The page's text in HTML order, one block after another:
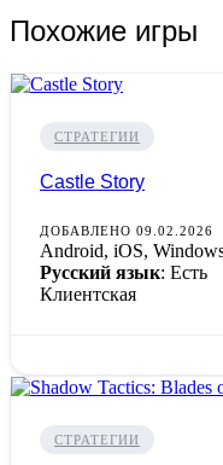
Похожие игры
СТРАТЕГИИ
Castle Story
ДОБАВЛЕНО 09.02.2026
Android, iOS,
Русский язык: Есть
Клиентская
СТРАТЕГИИ